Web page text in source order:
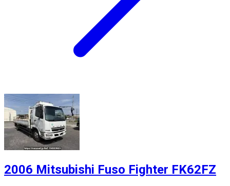
2006 Mitsubishi Fuso Fighter FK62FZ